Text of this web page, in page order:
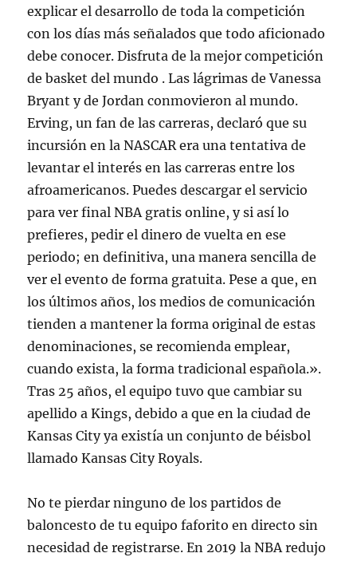
explicar el desarrollo de toda la competición
con los días más señalados que todo aficionado
debe conocer. Disfruta de la mejor competición
de basket del mundo . Las lágrimas de Vanessa
Bryant y de Jordan conmovieron al mundo.
Erving, un fan de las carreras, declaró que su
incursión en la NASCAR era una tentativa de
levantar el interés en las carreras entre los
afroamericanos. Puedes descargar el servicio
para ver final NBA gratis online, y si así lo
prefieres, pedir el dinero de vuelta en ese
periodo; en definitiva, una manera sencilla de
ver el evento de forma gratuita. Pese a que, en
los últimos años, los medios de comunicación
tienden a mantener la forma original de estas
denominaciones, se recomienda emplear,
cuando exista, la forma tradicional española.».
Tras 25 años, el equipo tuvo que cambiar su
apellido a Kings, debido a que en la ciudad de
Kansas City ya existía un conjunto de béisbol
llamado Kansas City Royals.
No te pierdar ninguno de los partidos de
baloncesto de tu equipo faforito en directo sin
necesidad de registrarse. En 2019 la NBA redujo